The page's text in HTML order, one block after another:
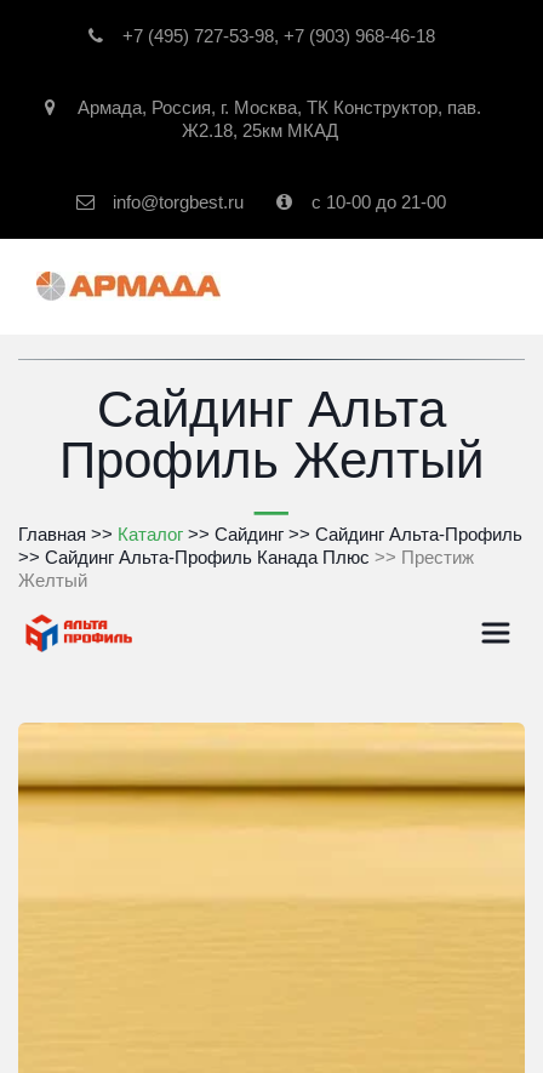
+7 (495) 727-53-98, +7 (903) 968-46-18
Армада, Россия, г. Москва, ТК Конструктор, пав.
Ж2.18, 25км МКАД
info@torgbest.ru с 10-00 до 21-00
Сайдинг Альта
Профиль Желтый
Главная >> Каталог >> Сайдинг >> Сайдинг Альта-Профиль
>> Сайдинг Альта-Профиль Канада Плюс >> Престиж
Желтый